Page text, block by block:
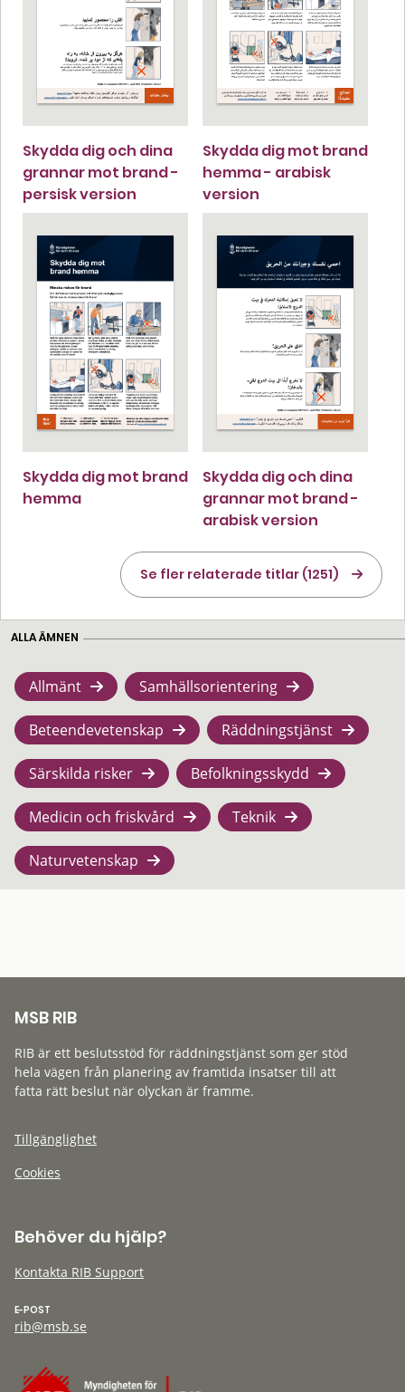
Skydda dig och dina
grannar mot brand -
persisk version
Skydda dig mot brand
hemma - arabisk
version
Skydda dig mot brand
hemma
Skydda dig och dina
grannar mot brand -
arabisk version
Se fler relaterade titlar (1251)
ALLA ÄMNEN
Allmänt Samhällsorientering
Beteendevetenskap Räddningstjänst
Särskilda risker Befolkningsskydd
Medicin och friskvård Teknik
Naturvetenskap
MSB RIB
RIB är ett beslutsstöd för räddningstjänst som ger stöd
hela vägen från planering av framtida insatser till att
fatta rätt beslut när olyckan är framme.
Tillgänglighet
Cookies
Behöver du hjälp?
Kontakta RIB Support
E-POST
rib@msb.se